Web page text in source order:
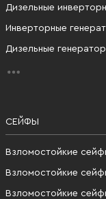
Дизельные
Инверторные
Дизельные
СЕЙФЫ
Взломостойкие
Взломостойкие
Взломостойкие